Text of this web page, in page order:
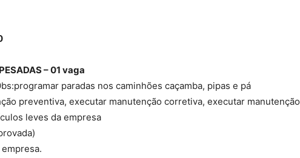
– 01 vaga
paradas nos caminhões caçamba, pipas e pá
preventiva, executar manutenção corretiva, executar manutenção
leves da empresa